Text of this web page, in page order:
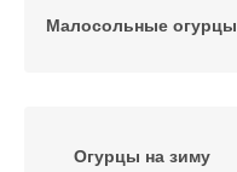
Малосольные огурцы
Огурцы на зиму